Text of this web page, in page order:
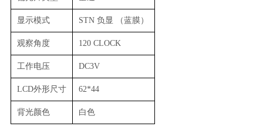
显示模式 STN 负显 （蓝膜）
观察角度 120 CLOCK
工作电压 DC3V
LCD外形尺寸 62*44
背光颜色 白色